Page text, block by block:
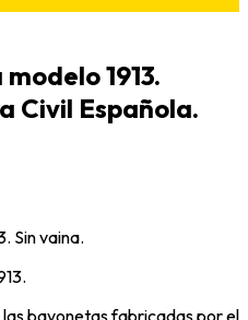
1913.
Civil Española.
Sin vaina.